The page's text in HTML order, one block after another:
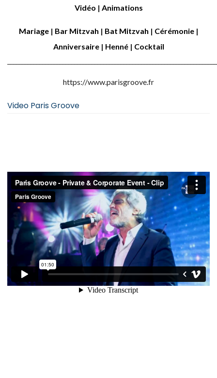
Vidéo | Animations
Mariage | Bar Mitzvah | Bat Mitzvah | Cérémonie |
Anniversaire | Henné | Cocktail
https://www.parisgroove.fr
Video Paris Groove